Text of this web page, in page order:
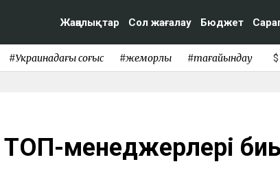
Жаңалықтар Сол жағалау Бюджет
#Украинадағы соғыс #жемқорлық #тағайындау $
ТОП-менеджерлері